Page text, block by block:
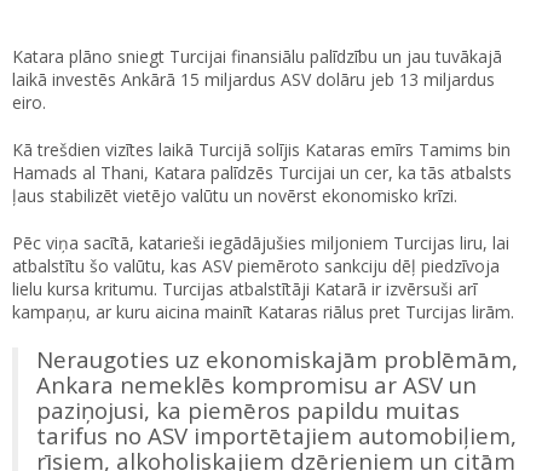
Katara plāno sniegt Turcijai finansiālu palīdzību un jau tuvākajā
laikā investēs Ankārā 15 miljardus ASV dolāru jeb 13 miljardus
eiro.
Kā trešdien vizītes laikā Turcijā solījis Kataras emīrs Tamims bin
Hamads al Thani, Katara palīdzēs Turcijai un cer, ka tās atbalsts
ļaus stabilizēt vietējo valūtu un novērst ekonomisko krīzi.
Pēc viņa sacītā, katarieši iegādājušies miljoniem Turcijas liru, lai
atbalstītu šo valūtu, kas ASV piemēroto sankciju dēļ piedzīvoja
lielu kursa kritumu. Turcijas atbalstītāji Katarā ir izvērsuši arī
kampaņu, ar kuru aicina mainīt Kataras riālus pret Turcijas lirām.
Neraugoties uz ekonomiskajām problēmām,
Ankara nemeklēs kompromisu ar ASV un
paziņojusi, ka piemēros papildu muitas
tarifus no ASV importētajiem automobiļiem,
rīsiem, alkoholiskajiem dzērieniem un citām